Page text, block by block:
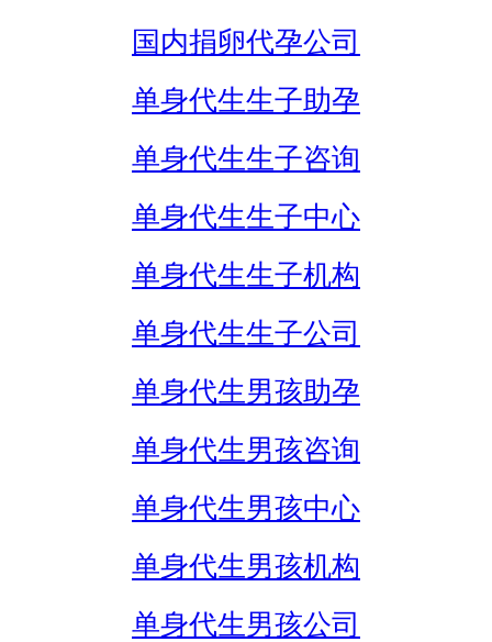
国内捐卵代孕公司
单身代生生子助孕
单身代生生子咨询
单身代生生子中心
单身代生生子机构
单身代生生子公司
单身代生男孩助孕
单身代生男孩咨询
单身代生男孩中心
单身代生男孩机构
单身代生男孩公司